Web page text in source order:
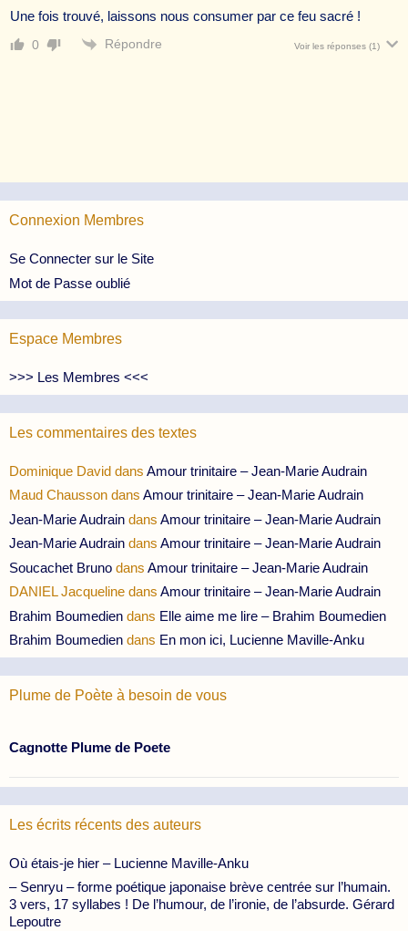
Une fois trouvé, laissons nous consumer par ce feu sacré !
0 Répondre Voir les réponses (1)
Connexion Membres
Se Connecter sur le Site
Mot de Passe oublié
Espace Membres
>>> Les Membres <<<
Les commentaires des textes
Dominique David dans Amour trinitaire – Jean-Marie Audrain
Maud Chausson dans Amour trinitaire – Jean-Marie Audrain
Jean-Marie Audrain dans Amour trinitaire – Jean-Marie Audrain
Jean-Marie Audrain dans Amour trinitaire – Jean-Marie Audrain
Soucachet Bruno dans Amour trinitaire – Jean-Marie Audrain
DANIEL Jacqueline dans Amour trinitaire – Jean-Marie Audrain
Brahim Boumedien dans Elle aime me lire – Brahim Boumedien
Brahim Boumedien dans En mon ici, Lucienne Maville-Anku
Plume de Poète à besoin de vous
Cagnotte Plume de Poete
Les écrits récents des auteurs
Où étais-je hier – Lucienne Maville-Anku
– Senryu – forme poétique japonaise brève centrée sur l’humain.
3 vers, 17 syllabes ! De l’humour, de l’ironie, de l’absurde. Gérard
Lepoutre